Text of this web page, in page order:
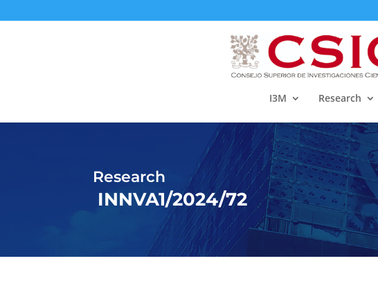
I3M Research
Research
INNVA1/2024/72